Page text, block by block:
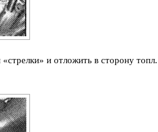
и отложить в сторону